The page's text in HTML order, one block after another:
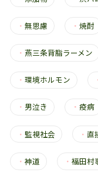
・ 無思慮 ・焼酎
・ 燕三条背脂ラーメン
・ 環境ホルモン
・ 男泣き ・疫病
・ 監視社会 ・ 直
・ 神道 ・福田村